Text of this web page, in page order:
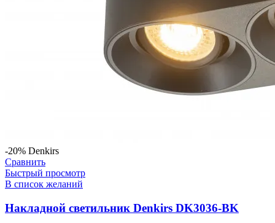
-20% Denkirs
Сравнить
Быстрый просмотр
В список желаний
Накладной светильник Denkirs DK3036-BK